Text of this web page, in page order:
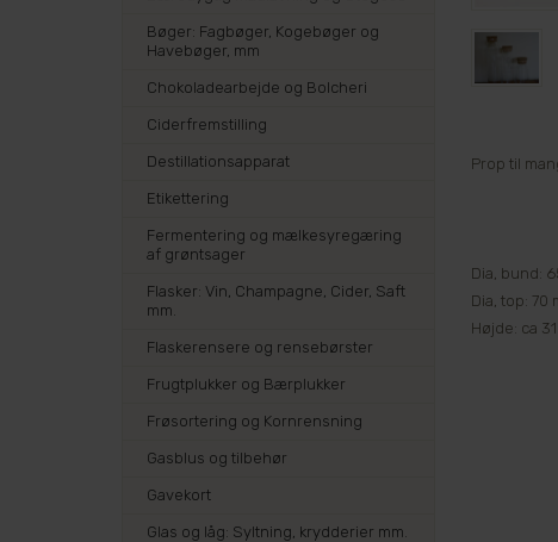
Prop til
Dia, bund:
Dia, top: 70
Højde: ca
Bøger: Fagbøger, Kogebøger og
Havebøger, mm
Chokoladearbejde og Bolcheri
Ciderfremstilling
Destillationsapparat
Etikettering
Fermentering og mælkesyregæring
af grøntsager
Flasker: Vin, Champagne, Cider, Saft
mm.
Flaskerensere og rensebørster
Frugtplukker og Bærplukker
Frøsortering og Kornrensning
Gasblus og tilbehør
Gavekort
Glas og låg: Syltning, krydderier mm.